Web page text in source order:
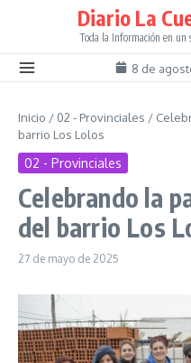
Diario La
Toda la Información en un
8 de
Inicio / 02 - Provinciales /
barrio Los Lolos
02 - Provinciales
Celebrando la
del barrio Los
27 de mayo de 2025